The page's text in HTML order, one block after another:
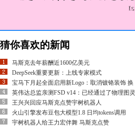
猜你喜欢的新闻
马斯克去年薪酬近1600亿美元
DeepSeek重要更新：上线专家模式
宝马下月起全面启用新Logo：取消镀铬装饰 换
英伟达总监亲测FSD v14：已经通过了物理图灵
王兴兴回应马斯克点赞宇树机器人
火山引擎发布豆包大模型1.8 日均tokens调用
宇树机器人给王力宏伴舞 马斯克点赞